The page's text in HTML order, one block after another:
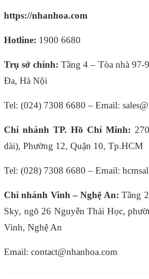
https://nhanhoa.com
Hotline: 1900 6680
Trụ sở chính:Tầng 4 – Tòa nhà
Đa, Hà Nội
Tel: (024) 7308 6680 – Email:
Chi nhánh TP. Hồ Chí Minh:
dài), Phường 12, Quận 10, Tp.HCM
Tel: (028) 7308 6680 – Email:
Chi nhánh Vinh – Nghệ An:Tầng
Sky, ngõ 26 Nguyễn Thái Học,
Vinh, Nghệ An
Email: contact@nhanhoa.com